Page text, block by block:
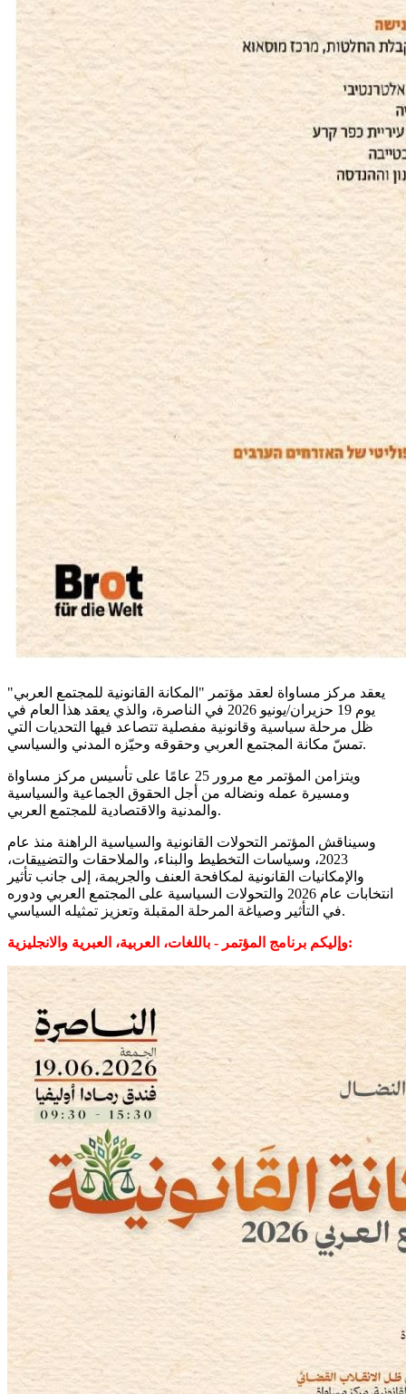
يعقد مركز مساواة لعقد مؤتمر "المكانة القانونية للمجتمع العربي"
يوم 19 حزيران/يونيو 2026 في الناصرة، والذي يعقد هذا العام في
ظل مرحلة سياسية وقانونية مفصلية تتصاعد فيها التحديات التي
تمسّ مكانة المجتمع العربي وحقوقه وحيّزه المدني والسياسي.
ويتزامن المؤتمر مع مرور 25 عامًا على تأسيس مركز مساواة
ومسيرة عمله ونضاله من أجل الحقوق الجماعية والسياسية
والمدنية والاقتصادية للمجتمع العربي.
وسيناقش المؤتمر التحولات القانونية والسياسية الراهنة منذ عام
2023، وسياسات التخطيط والبناء، والملاحقات والتضييقات،
والإمكانيات القانونية لمكافحة العنف والجريمة، إلى جانب تأثير
انتخابات عام 2026 والتحولات السياسية على المجتمع العربي ودوره
في التأثير وصياغة المرحلة المقبلة وتعزيز تمثيله السياسي.
وإليكم برنامج المؤتمر - باللغات، العربية، العبرية والانجليزية: